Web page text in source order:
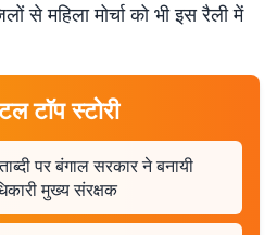
से महिला मोर्चा को भी इस रैली में
टॉप स्टोरी
पर बंगाल सरकार ने बनायी
मुख्य संरक्षक